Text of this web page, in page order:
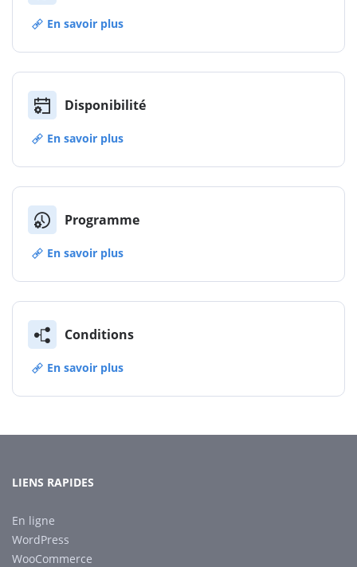
En savoir plus
Disponibilité
En savoir plus
Programme
En savoir plus
Conditions
En savoir plus
LIENS RAPIDES
En ligne
WordPress
WooCommerce